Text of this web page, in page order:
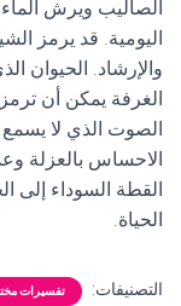
الصاليب ويرش الماء
اليومية. قد يرمز
والإرشاد. الحيوان
الغرفة يمكن أن
الصوت الذي لا يسمع
الاحساس بالعزلة
القطة السوداء إلى
الحياة.
التصنيفات: تفسيرات